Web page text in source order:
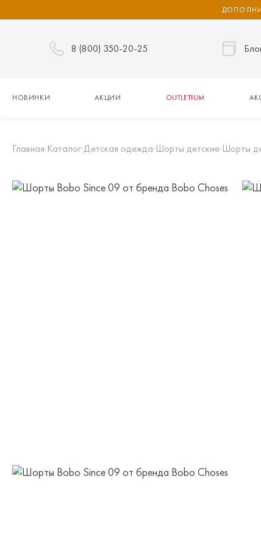
8 (800) 350-20-25
НОВИНКИ АКЦИИ OUTLETIUM
Главная Каталог Детская одежда Шорты детские Шорты